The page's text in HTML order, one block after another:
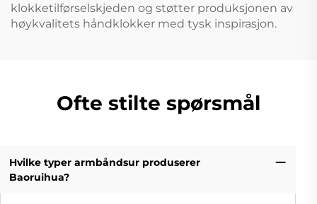
klokketilførselskjeden og støtter produksjonen av
høykvalitets håndklokker med tysk inspirasjon.
Ofte stilte spørsmål
Hvilke typer armbåndsur produserer
Baoruihua?